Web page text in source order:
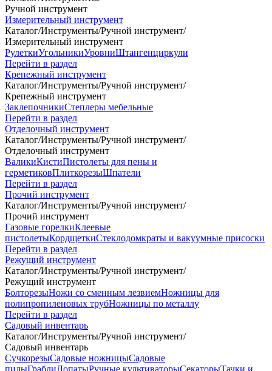
Ручной инструмент
Измерительный инструмент
Каталог/Инструменты/Ручной инструмент/
Измерительный инструмент
РулеткиУгольникиУровниШтангенциркули
Перейти в раздел
Крепежный инструмент
Каталог/Инструменты/Ручной инструмент/
Крепежный инструмент
ЗаклепочникиСтеплеры мебельные
Перейти в раздел
Отделочный инструмент
Каталог/Инструменты/Ручной инструмент/
Отделочный инструмент
ВаликиКистиПистолеты для пены и
герметиковПлиткорезыШпатели
Перейти в раздел
Прочий инструмент
Каталог/Инструменты/Ручной инструмент/
Прочий инструмент
Газовые горелкиКлеевые
пистолетыКордщеткиСтеклодомкраты и вакуумные присоски
Перейти в раздел
Режущий инструмент
Каталог/Инструменты/Ручной инструмент/
Режущий инструмент
БолторезыНожи со сменным лезвиемНожницы для
полипропиленовых трубНожницы по металлу
Перейти в раздел
Садовый инвентарь
Каталог/Инструменты/Ручной инструмент/
Садовый инвентарь
СучкорезыСадовые ножницыСадовые
пилыГраблиЛопатыРучные культиваторыСекаторыТачки и